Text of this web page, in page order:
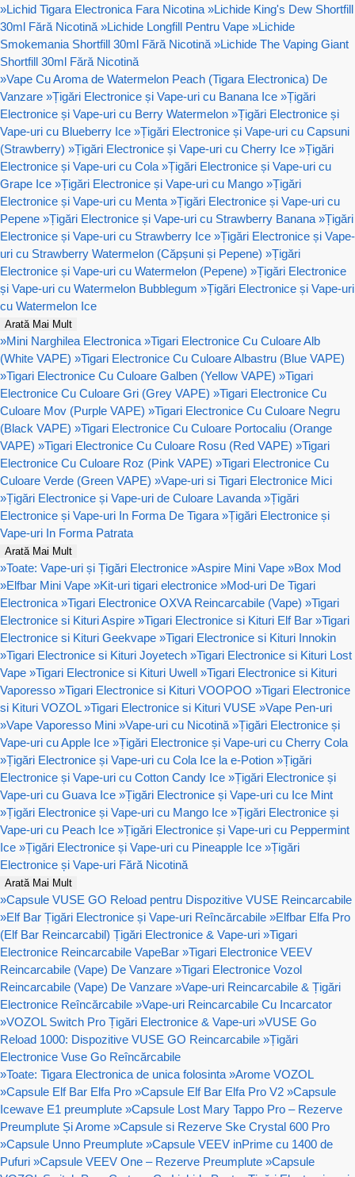
»Lichid Tigara Electronica Fara Nicotina »Lichide King's Dew Shortfill
30ml Fără Nicotină »Lichide Longfill Pentru Vape »Lichide
Smokemania Shortfill 30ml Fără Nicotină »Lichide The Vaping Giant
Shortfill 30ml Fără Nicotină
»Vape Cu Aroma de Watermelon Peach (Tigara Electronica) De
Vanzare »Țigări Electronice și Vape-uri cu Banana Ice »Țigări
Electronice și Vape-uri cu Berry Watermelon »Țigări Electronice și
Vape-uri cu Blueberry Ice »Țigări Electronice și Vape-uri cu Capsuni
(Strawberry) »Țigări Electronice și Vape-uri cu Cherry Ice »Țigări
Electronice și Vape-uri cu Cola »Țigări Electronice și Vape-uri cu
Grape Ice »Țigări Electronice și Vape-uri cu Mango »Țigări
Electronice și Vape-uri cu Menta »Țigări Electronice și Vape-uri cu
Pepene »Țigări Electronice și Vape-uri cu Strawberry Banana »Țigări
Electronice și Vape-uri cu Strawberry Ice »Țigări Electronice și Vape-
uri cu Strawberry Watermelon (Căpșuni și Pepene) »Țigări
Electronice și Vape-uri cu Watermelon (Pepene) »Țigări Electronice
și Vape-uri cu Watermelon Bubblegum »Țigări Electronice și Vape-uri
cu Watermelon Ice
Arată Mai Mult
»Mini Narghilea Electronica »Tigari Electronice Cu Culoare Alb
(White VAPE) »Tigari Electronice Cu Culoare Albastru (Blue VAPE)
»Tigari Electronice Cu Culoare Galben (Yellow VAPE) »Tigari
Electronice Cu Culoare Gri (Grey VAPE) »Tigari Electronice Cu
Culoare Mov (Purple VAPE) »Tigari Electronice Cu Culoare Negru
(Black VAPE) »Tigari Electronice Cu Culoare Portocaliu (Orange
VAPE) »Tigari Electronice Cu Culoare Rosu (Red VAPE) »Tigari
Electronice Cu Culoare Roz (Pink VAPE) »Tigari Electronice Cu
Culoare Verde (Green VAPE) »Vape-uri si Tigari Electronice Mici
»Țigări Electronice și Vape-uri de Culoare Lavanda »Țigări
Electronice și Vape-uri In Forma De Tigara »Țigări Electronice și
Vape-uri In Forma Patrata
Arată Mai Mult
»Toate: Vape-uri și Țigări Electronice »Aspire Mini Vape »Box Mod
»Elfbar Mini Vape »Kit-uri tigari electronice »Mod-uri De Tigari
Electronica »Tigari Electronice OXVA Reincarcabile (Vape) »Tigari
Electronice si Kituri Aspire »Tigari Electronice si Kituri Elf Bar »Tigari
Electronice si Kituri Geekvape »Tigari Electronice si Kituri Innokin
»Tigari Electronice si Kituri Joyetech »Tigari Electronice si Kituri Lost
Vape »Tigari Electronice si Kituri Uwell »Tigari Electronice si Kituri
Vaporesso »Tigari Electronice si Kituri VOOPOO »Tigari Electronice
si Kituri VOZOL »Tigari Electronice si Kituri VUSE »Vape Pen-uri
»Vape Vaporesso Mini »Vape-uri cu Nicotină »Țigări Electronice și
Vape-uri cu Apple Ice »Țigări Electronice și Vape-uri cu Cherry Cola
»Țigări Electronice și Vape-uri cu Cola Ice la e-Potion »Țigări
Electronice și Vape-uri cu Cotton Candy Ice »Țigări Electronice și
Vape-uri cu Guava Ice »Țigări Electronice și Vape-uri cu Ice Mint
»Țigări Electronice și Vape-uri cu Mango Ice »Țigări Electronice și
Vape-uri cu Peach Ice »Țigări Electronice și Vape-uri cu Peppermint
Ice »Țigări Electronice și Vape-uri cu Pineapple Ice »Țigări
Electronice și Vape-uri Fără Nicotină
Arată Mai Mult
»Capsule VUSE GO Reload pentru Dispozitive VUSE Reincarcabile
»Elf Bar Țigări Electronice și Vape-uri Reîncărcabile »Elfbar Elfa Pro
(Elf Bar Reincarcabil) Țigări Electronice & Vape-uri »Tigari
Electronice Reincarcabile VapeBar »Tigari Electronice VEEV
Reincarcabile (Vape) De Vanzare »Tigari Electronice Vozol
Reincarcabile (Vape) De Vanzare »Vape-uri Reincarcabile & Țigări
Electronice Reîncărcabile »Vape-uri Reincarcabile Cu Incarcator
»VOZOL Switch Pro Țigări Electronice & Vape-uri »VUSE Go
Reload 1000: Dispozitive VUSE GO Reincarcabile »Țigări
Electronice Vuse Go Reîncărcabile
»Toate: Tigara Electronica de unica folosinta »Arome VOZOL
»Capsule Elf Bar Elfa Pro »Capsule Elf Bar Elfa Pro V2 »Capsule
Icewave E1 preumplute »Capsule Lost Mary Tappo Pro – Rezerve
Preumplute Și Arome »Capsule si Rezerve Ske Crystal 600 Pro
»Capsule Unno Preumplute »Capsule VEEV inPrime cu 1400 de
Pufuri »Capsule VEEV One – Rezerve Preumplute »Capsule